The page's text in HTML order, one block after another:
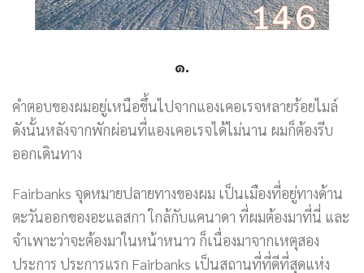
๑.
คำตอบของผมอยู่เหนือขึ้นไปจากแองเคอเรจหลายร้อยไมล์
ดังนั้นหลังจากพักผ่อนที่แองเคอเรจได้ไม่นาน ผมก็ต้องรีบ
ออกเดินทาง
Fairbanks จุดหมายปลายทางของผม เป็นเมืองที่อยู่ทางด้าน
ตะวันออกของอะแลสกา ใกล้กับแคนาดา ที่ผมต้องมาที่นี่ และ
จำเพาะว่าจะต้องมาในหน้าหนาว ก็เนื่องมาจากเหตุสอง
ประการ ประการแรก Fairbanks เป็นสถานที่ที่ดีที่สุดแห่ง